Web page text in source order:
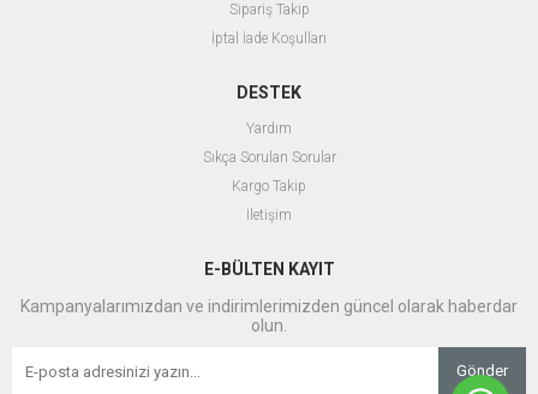
Sipariş Takip
İptal İade Koşulları
DESTEK
Yardım
Sıkça Sorulan Sorular
Kargo Takip
İletişim
E-BÜLTEN KAYIT
Kampanyalarımızdan ve indirimlerimizden güncel olarak haberdar
olun.
Gönder